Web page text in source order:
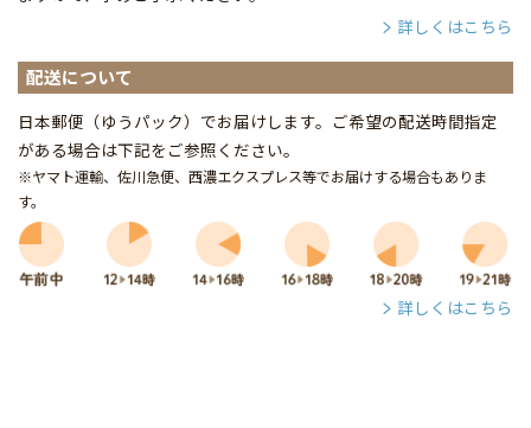
詳しくはこちら
配送について
日本郵便（ゆうパック）でお届けします。ご希望の配送時間指定
がある場合は下記をご参照ください。
※ヤマト運輸、佐川急便、西濃エクスプレス等でお届けする場合もありま
す。
詳しくはこちら